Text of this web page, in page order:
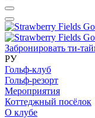
Забронировать ти-
РУ
Гольф-клуб
Гольф-резорт
Мероприятия
Коттеджный посёлок
О клубе